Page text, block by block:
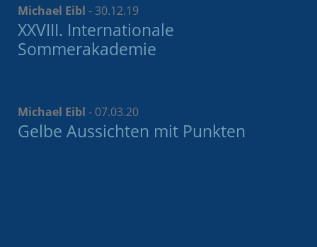
Michael Eibl - 30.12.19
XXVIII. Internationale
Sommerakademie
Michael Eibl - 07.03.20
Gelbe Aussichten mit Punkten